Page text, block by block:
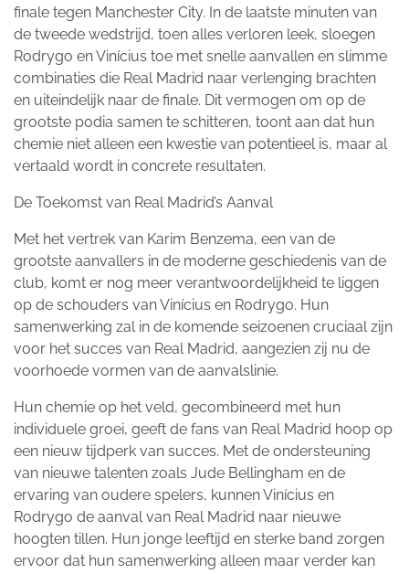
finale tegen Manchester City. In de laatste minuten van
de tweede wedstrijd, toen alles verloren leek, sloegen
Rodrygo en Vinícius toe met snelle aanvallen en slimme
combinaties die Real Madrid naar verlenging brachten
en uiteindelijk naar de finale. Dit vermogen om op de
grootste podia samen te schitteren, toont aan dat hun
chemie niet alleen een kwestie van potentieel is, maar al
vertaald wordt in concrete resultaten.
De Toekomst van Real Madrid’s Aanval
Met het vertrek van Karim Benzema, een van de
grootste aanvallers in de moderne geschiedenis van de
club, komt er nog meer verantwoordelijkheid te liggen
op de schouders van Vinícius en Rodrygo. Hun
samenwerking zal in de komende seizoenen cruciaal zijn
voor het succes van Real Madrid, aangezien zij nu de
voorhoede vormen van de aanvalslinie.
Hun chemie op het veld, gecombineerd met hun
individuele groei, geeft de fans van Real Madrid hoop op
een nieuw tijdperk van succes. Met de ondersteuning
van nieuwe talenten zoals Jude Bellingham en de
ervaring van oudere spelers, kunnen Vinícius en
Rodrygo de aanval van Real Madrid naar nieuwe
hoogten tillen. Hun jonge leeftijd en sterke band zorgen
ervoor dat hun samenwerking alleen maar verder kan